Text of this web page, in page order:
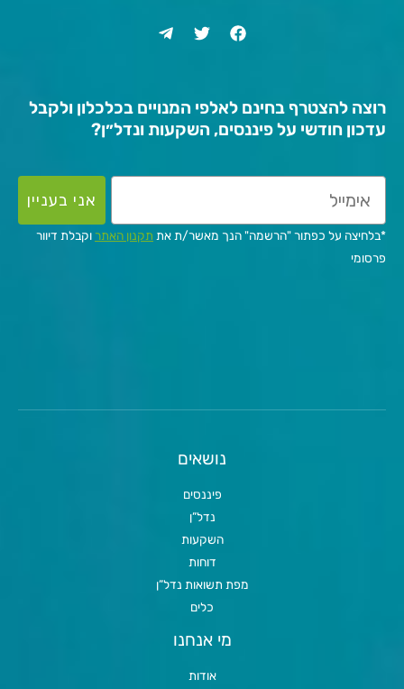
רוצה להצטרף בחינם לאלפי המנויים בכלכלון ולקבל
עדכון חודשי על פיננסים, השקעות ונדל״ן?
אני בעניין
*בלחיצה על כפתור "הרשמה" הנך מאשר/ת את תקנון האתר וקבלת דיוור
פרסומי
נושאים
פיננסים
נדל”ן
השקעות
דוחות
מפת תשואות נדל”ן
כלים
מי אנחנו
אודות